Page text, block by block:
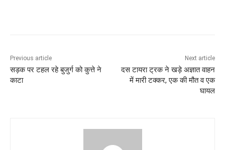
Previous article
सड़क पर टहल रहे बुजुर्ग को कुत्ते ने
काटा
Next article
दस टायरा ट्रक ने खड़े अज्ञात वाहन
में मारी टक्कर, एक की मौत व एक
घायल